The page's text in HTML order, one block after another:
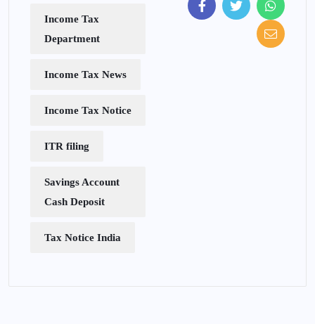
Income Tax
Department
Income Tax News
Income Tax Notice
ITR filing
Savings Account
Cash Deposit
Tax Notice India